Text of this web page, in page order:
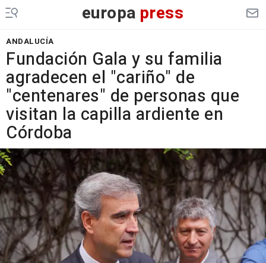
europa press
ANDALUCÍA
Fundación Gala y su familia
agradecen el "cariño" de
"centenares" de personas que
visitan la capilla ardiente en
Córdoba